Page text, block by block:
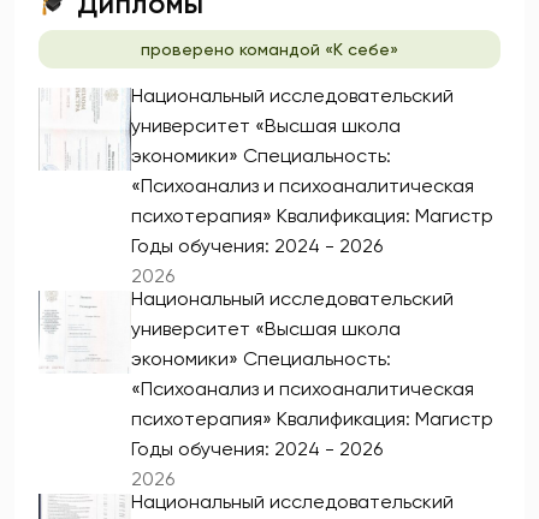
проверено командой «К себе»
Национальный исследовательский
университет «Высшая школа
экономики» Специальность:
«Психоанализ и психоаналитическая
психотерапия» Квалификация: Магистр
Годы обучения: 2024 - 2026
2026
Национальный исследовательский
университет «Высшая школа
экономики» Специальность:
«Психоанализ и психоаналитическая
психотерапия» Квалификация: Магистр
Годы обучения: 2024 - 2026
2026
Национальный исследовательский